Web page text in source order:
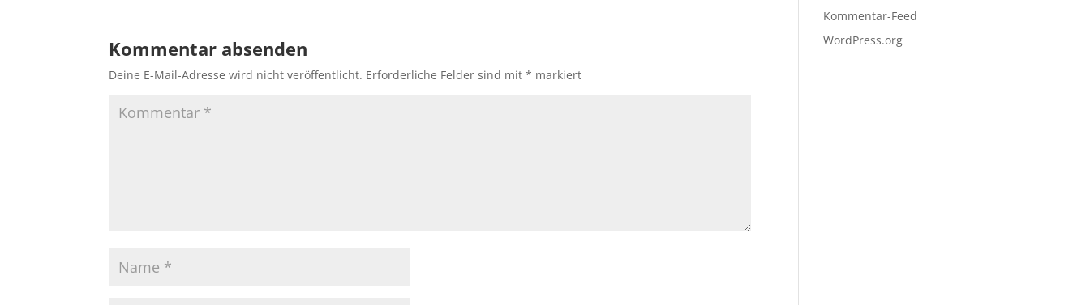
Kommentar absenden
Deine E-Mail-Adresse wird nicht veröffentlicht. Erforderliche Felder sind mit* markiert
Kommentar-Feed
WordPress.org